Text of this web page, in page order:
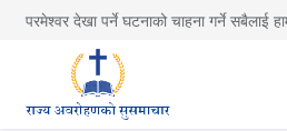
परमेश्वर देखा पर्ने घटनाको चाहना गर्ने सबैलाई